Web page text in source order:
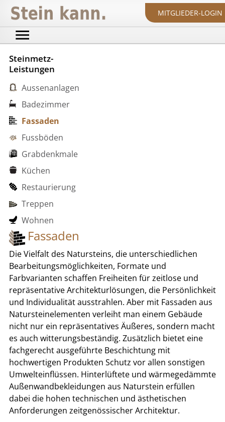
MITGLIEDER-LOGIN
Steinmetz-
Leistungen
Aussenanlagen
Badezimmer
Fassaden
Fussböden
Grabdenkmale
Küchen
Restaurierung
Treppen
Wohnen
Fassaden
Die Vielfalt des Natursteins, die unterschiedlichen
Bearbeitungsmöglichkeiten, Formate und
Farbvarianten schaffen Freiheiten für zeitlose und
repräsentative Architekturlösungen, die Persönlichkeit
und Individualität ausstrahlen. Aber mit Fassaden aus
Natursteinelementen verleiht man einem Gebäude
nicht nur ein repräsentatives Äußeres, sondern macht
es auch witterungsbeständig. Zusätzlich bietet eine
fachgerecht ausgeführte Beschichtung mit
hochwertigen Produkten Schutz vor allen sonstigen
Umwelteinflüssen. Hinterlüftete und wärmegedämmte
Außenwandbekleidungen aus Naturstein erfüllen
dabei die hohen technischen und ästhetischen
Anforderungen zeitgenössischer Architektur.